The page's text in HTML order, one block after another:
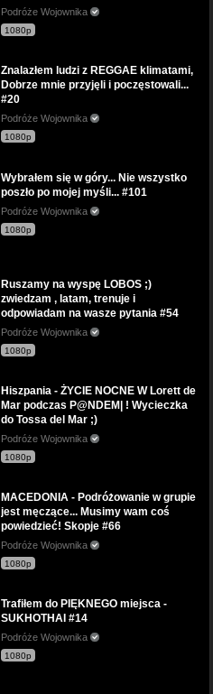
Podróże Wojownika
1080p
Znalazłem ludzi z REGGAE klimatami,
Dobrze mnie przyjęli i poczęstowali...
#20
Podróże Wojownika
1080p
Wybrałem się w góry... Nie wszystko
poszło po mojej myśli... #101
Podróże Wojownika
1080p
Ruszamy na wyspę LOBOS ;)
zwiedzam , latam, trenuje i
odpowiadam na wasze pytania #54
Podróże Wojownika
1080p
Hiszpania - ŻYCIE NOCNE W Lorett de
Mar podczas P@NDEM| ! Wycieczka
do Tossa del Mar ;)
Podróże Wojownika
1080p
MACEDONIA - Podróżowanie w grupie
jest męczące... Musimy wam coś
powiedzieć! Skopje #66
Podróże Wojownika
1080p
Trafiłem do PIĘKNEGO miejsca -
SUKHOTHAI #14
Podróże Wojownika
1080p